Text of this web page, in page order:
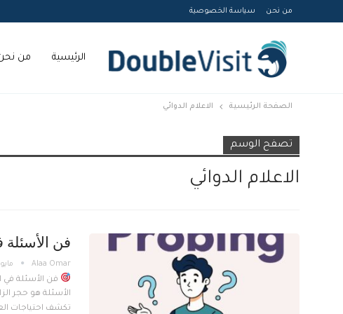
من نحن سياسة الخصوصية
الرئيسية من
الصفحة الرئيسية الاعلام الدوائي
تصفح الوسم
الاعلام الدوائي
فن الأسئلة
مايو 30, 2025
فن الأسئلة في
الأسئلة هو حجر
تكشف احتياجات